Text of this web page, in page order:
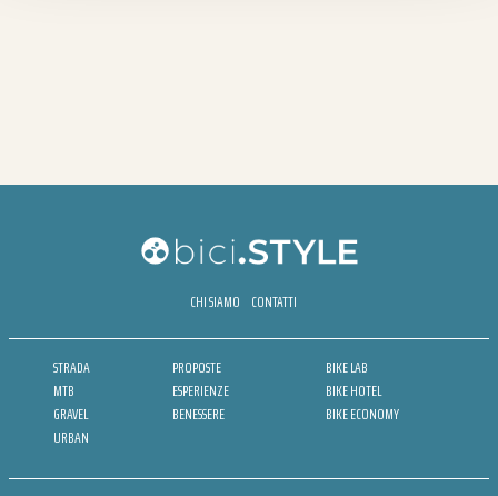
CHI SIAMO CONTATTI
STRADA
MTB
GRAVEL
URBAN
PROPOSTE
ESPERIENZE
BENESSERE
BIKE LAB
BIKE HOTEL
BIKE ECONOMY